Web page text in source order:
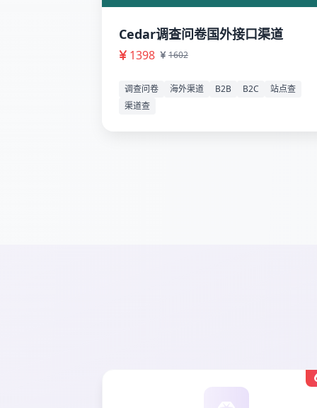
Cedar调查问卷国外接口渠道
1398 1602
调查问卷 海外渠道 B2B B2C
站点查
渠道查